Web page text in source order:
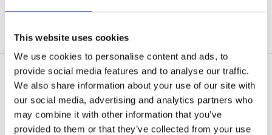
This website uses cookies
We use cookies to personalise content and ads, to
provide social media features and to analyse our traffic.
We also share information about your use of our site with
our social media, advertising and analytics partners who
may combine it with other information that you’ve
provided to them or that they’ve collected from your use
Bekijken